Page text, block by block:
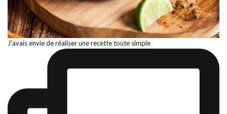
J'avais envie de réaliser une recette toute simple